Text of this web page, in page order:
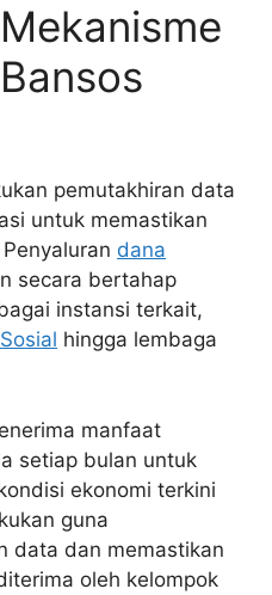
pemutakhiran data
untuk memastikan
dana
secara bertahap
instansi terkait,
hingga lembaga
manfaat
setiap bulan untuk
ekonomi terkini
guna
data dan memastikan
oleh kelompok